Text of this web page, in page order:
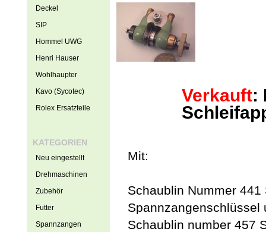
Verkauft:
Mit:
Schaublin Nummer
Spannzangenschlüssel
Schaublin number 457
Deckel
SIP
Hommel UWG
Henri Hauser
Wohlhaupter
Kavo (Sycotec)
Rolex Ersatzteile
KATEGORIEN
Neu eingestellt
Drehmaschinen
Zubehör
Futter
Spannzangen